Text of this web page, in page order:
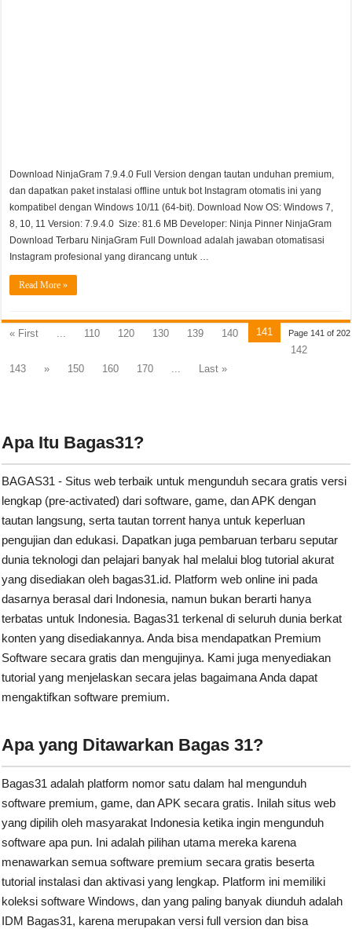
Download NinjaGram 7.9.4.0 Full Version dengan tautan unduhan premium,
dan dapatkan paket instalasi offline untuk bot Instagram otomatis ini yang
kompatibel dengan Windows 10/11 (64-bit). Download Now OS: Windows 7,
8, 10, 11 Version: 7.9.4.0 Size: 81.6 MB Developer: Ninja Pinner NinjaGram
Download Terbaru NinjaGram Full Download adalah jawaban otomatisasi
Instagram profesional yang dirancang untuk …
Read More »
Page 141 of 202
« First ... 110 120 130 139 140
141
142
143
» 150 160 170 ... Last »
Apa Itu Bagas31?
BAGAS31 - Situs web terbaik untuk mengunduh secara gratis versi
lengkap (pre-activated) dari software, game, dan APK dengan
tautan langsung, serta tautan torrent hanya untuk keperluan
pengujian dan edukasi. Dapatkan juga pembaruan terbaru seputar
dunia teknologi dan pelajari banyak hal melalui blog tutorial akurat
yang disediakan oleh bagas31.id. Platform web online ini pada
dasarnya berasal dari Indonesia, namun bukan berarti hanya
terbatas untuk Indonesia. Bagas31 terkenal di seluruh dunia berkat
konten yang disediakannya. Anda bisa mendapatkan Premium
Software secara gratis dan mengujinya. Kami juga menyediakan
tutorial yang menjelaskan secara jelas bagaimana Anda dapat
mengaktifkan software premium.
Apa yang Ditawarkan Bagas 31?
Bagas31 adalah platform nomor satu dalam hal mengunduh
software premium, game, dan APK secara gratis. Inilah situs web
yang dipilih oleh masyarakat Indonesia ketika ingin mengunduh
software apa pun. Ini adalah pilihan utama mereka karena
menawarkan semua software premium secara gratis beserta
tutorial instalasi dan aktivasi yang lengkap. Platform ini memiliki
koleksi software Windows, dan yang paling banyak diunduh adalah
IDM Bagas31, karena merupakan versi full version dan bisa